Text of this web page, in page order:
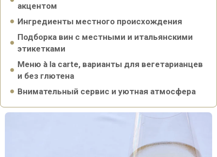
акцентом
Ингредиенты местного происхождения
Подборка вин с местными и итальянскими
этикетками
Меню à la carte, варианты для вегетарианцев
и без глютена
Внимательный сервис и уютная атмосфера